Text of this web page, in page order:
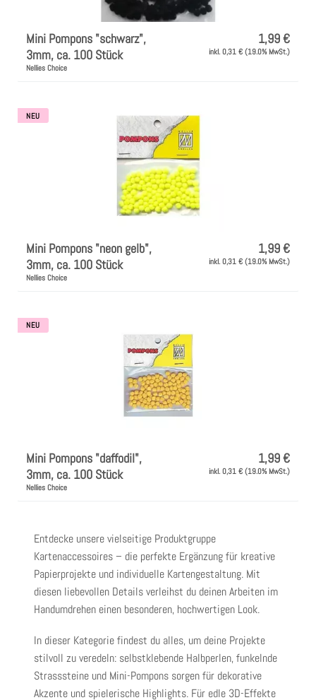
Mini Pompons "schwarz",
3mm, ca. 100 Stück
Nellies Choice
1,99 €
inkl. 0,31 € (19.0% MwSt.)
NEU
Mini Pompons "neon gelb",
3mm, ca. 100 Stück
Nellies Choice
1,99 €
inkl. 0,31 € (19.0% MwSt.)
NEU
Mini Pompons "daffodil",
3mm, ca. 100 Stück
Nellies Choice
1,99 €
inkl. 0,31 € (19.0% MwSt.)
Entdecke unsere vielseitige Produktgruppe
Kartenaccessoires– die perfekte Ergänzung für kreative
Papierprojekte und individuelle Kartengestaltung. Mit
diesen liebevollen Details verleihst du deinen Arbeiten im
Handumdrehen einen besonderen, hochwertigen Look.
In dieser Kategorie findest du alles, um deine Projekte
stilvoll zu veredeln: selbstklebende Halbperlen, funkelnde
Strasssteine und Mini-Pompons sorgen für dekorative
Akzente und spielerische Highlights. Für edle 3D-Effekte